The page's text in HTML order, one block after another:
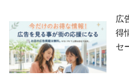
広
得
セ